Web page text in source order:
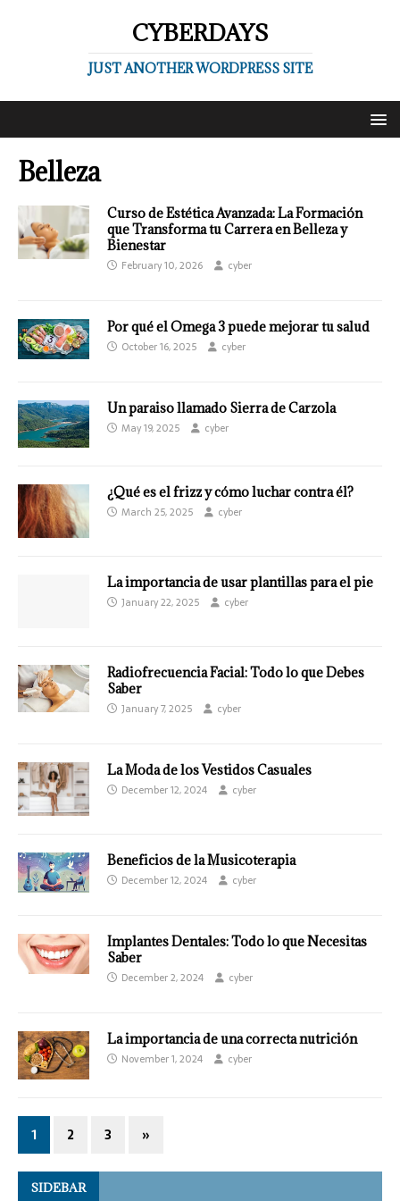
CYBERDAYS
JUST ANOTHER WORDPRESS SITE
Belleza
Curso de Estética Avanzada: La Formación
que Transforma tu Carrera en Belleza y
Bienestar
February 10, 2026 cyber
Por qué el Omega 3 puede mejorar tu salud
October 16, 2025 cyber
Un paraiso llamado Sierra de Carzola
May 19, 2025 cyber
¿Qué es el frizz y cómo luchar contra él?
March 25, 2025 cyber
La importancia de usar plantillas para el pie
January 22, 2025 cyber
Radiofrecuencia Facial: Todo lo que Debes
Saber
January 7, 2025 cyber
La Moda de los Vestidos Casuales
December 12, 2024 cyber
Beneficios de la Musicoterapia
December 12, 2024 cyber
Implantes Dentales: Todo lo que Necesitas
Saber
December 2, 2024 cyber
La importancia de una correcta nutrición
November 1, 2024 cyber
1 2 3 »
SIDEBAR